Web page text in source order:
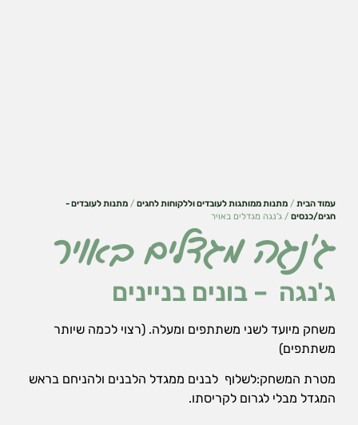
עמוד הבית/ מתנות ממותגות לעובדים וללקוחות לחגים/ מתנות לעובדים -
חגים/כנסים/ ג'נגה מגדלים באויר
ג'נגה מגדלים באויר
ג'נגה – בונים בניינים
משחק מיועד לשני משתתפים ומעלה. (רצוי לכמה שיותר
משתתפים)
מטרת המשחק:לשלוף לבנים ממגדל הלבנים ולהניחם בראש
המגדל מבלי לגרום לקריסתו.
הכרחי
העוגיות
אי
אפשר
לכבות,
חיוניות
בשביל